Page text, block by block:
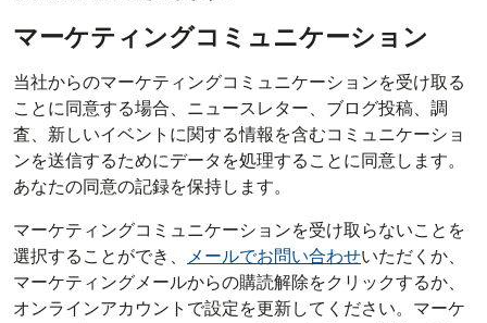
マーケティングコミュニケーション
当社からのマーケティングコミュニケーションを受け取る
ことに同意する場合、ニュースレター、ブログ投稿、調
査、新しいイベントに関する情報を含むコミュニケーショ
ンを送信するためにデータを処理することに同意します。
あなたの同意の記録を保持します。
マーケティングコミュニケーションを受け取らないことを
選択することができ、
メールでお問い合わせいただくか、
マーケティングメールからの購読解除をクリックするか、
オンラインアカウントで設定を更新してください。マーケ